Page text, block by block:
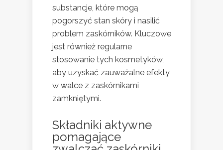
substancje, które mogą
pogorszyć stan skóry i nasilić
problem zaskórników. Kluczowe
jest również regularne
stosowanie tych kosmetyków,
aby uzyskać zauważalne efekty
w walce z zaskórnikami
zamkniętymi.
Składniki aktywne
pomagające